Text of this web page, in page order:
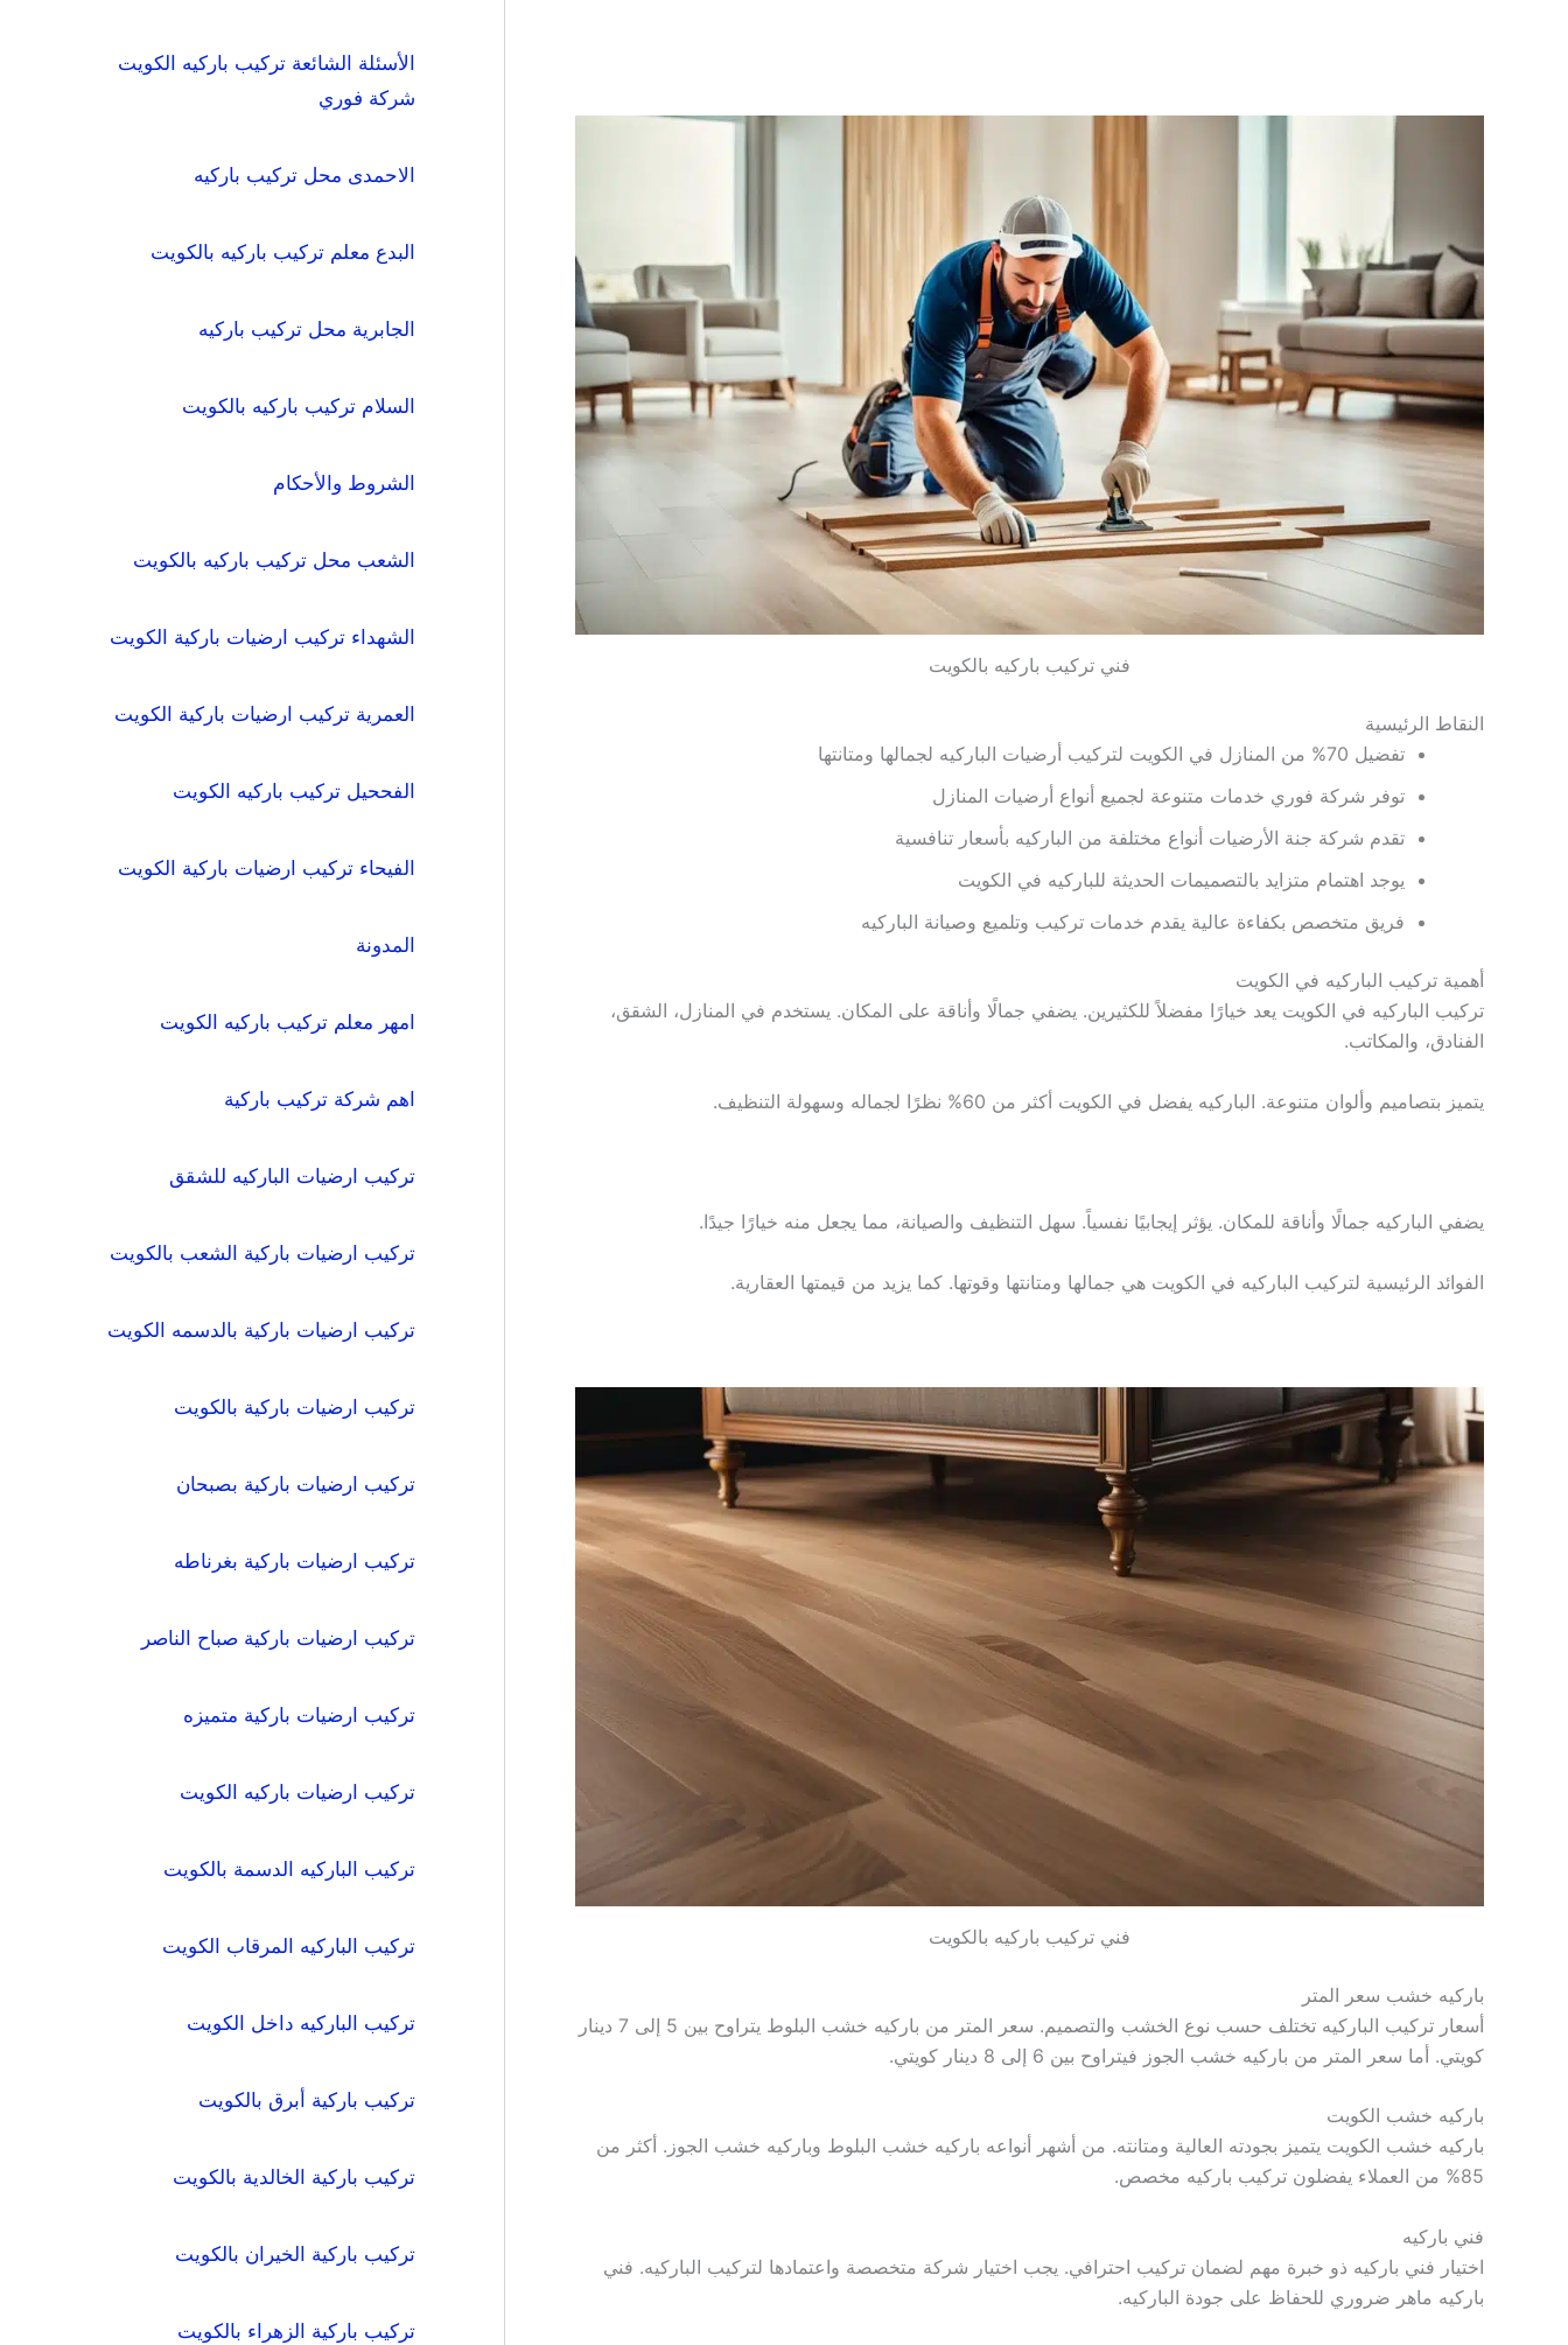
فني تركيب باركيه بالكويت
النقاط الرئيسية
تفضيل 70% من المنازل في الكويت لتركيب أرضيات الباركيه لجمالها ومتانتها
توفر شركة فوري خدمات متنوعة لجميع أنواع أرضيات المنازل
تقدم شركة جنة الأرضيات أنواع مختلفة من الباركيه بأسعار تنافسية
يوجد اهتمام متزايد بالتصميمات الحديثة للباركيه في الكويت
فريق متخصص بكفاءة عالية يقدم خدمات تركيب وتلميع وصيانة الباركيه
أهمية تركيب الباركيه في الكويت
تركيب الباركيه في الكويت يعد خيارًا مفضلاً للكثيرين. يضفي جمالًا وأناقة على المكان. يستخدم في المنازل، الشقق،
الفنادق، والمكاتب.
يتميز بتصاميم وألوان متنوعة. الباركيه يفضل في الكويت أكثر من 60% نظرًا لجماله وسهولة التنظيف.
يضفي الباركيه جمالًا وأناقة للمكان. يؤثر إيجابيًا نفسياً. سهل التنظيف والصيانة، مما يجعل منه خيارًا جيدًا.
الفوائد الرئيسية لتركيب الباركيه في الكويت هي جمالها ومتانتها وقوتها. كما يزيد من قيمتها العقارية.
فني تركيب باركيه بالكويت
باركيه خشب سعر المتر
أسعار تركيب الباركيه تختلف حسب نوع الخشب والتصميم. سعر المتر من باركيه خشب البلوط يتراوح بين 5 إلى 7 دينار
كويتي. أما سعر المتر من باركيه خشب الجوز فيتراوح بين 6 إلى 8 دينار كويتي.
باركيه خشب الكويت
باركيه خشب الكويت يتميز بجودته العالية ومتانته. من أشهر أنواعه باركيه خشب البلوط وباركيه خشب الجوز. أكثر من
85% من العملاء يفضلون تركيب باركيه مخصص.
فني باركيه
اختيار فني باركيه ذو خبرة مهم لضمان تركيب احترافي. يجب اختيار شركة متخصصة واعتمادها لتركيب الباركيه. فني
باركيه ماهر ضروري للحفاظ على جودة الباركيه.
الأسئلة الشائعة تركيب باركيه الكويت
شركة فوري
الاحمدى محل تركيب باركيه
البدع معلم تركيب باركيه بالكويت
الجابرية محل تركيب باركيه
السلام تركيب باركيه بالكويت
الشروط والأحكام
الشعب محل تركيب باركيه بالكويت
الشهداء تركيب ارضيات باركية الكويت
العمرية تركيب ارضيات باركية الكويت
الفححيل تركيب باركيه الكويت
الفيحاء تركيب ارضيات باركية الكويت
المدونة
امهر معلم تركيب باركيه الكويت
اهم شركة تركيب باركية
تركيب ارضيات الباركيه للشقق
تركيب ارضيات باركية الشعب بالكويت
تركيب ارضيات باركية بالدسمه الكويت
تركيب ارضيات باركية بالكويت
تركيب ارضيات باركية بصبحان
تركيب ارضيات باركية بغرناطه
تركيب ارضيات باركية صباح الناصر
تركيب ارضيات باركية متميزه
تركيب ارضيات باركيه الكويت
تركيب الباركيه الدسمة بالكويت
تركيب الباركيه المرقاب الكويت
تركيب الباركيه داخل الكويت
تركيب باركية أبرق بالكويت
تركيب باركية الخالدية بالكويت
تركيب باركية الخيران بالكويت
تركيب باركية الزهراء بالكويت